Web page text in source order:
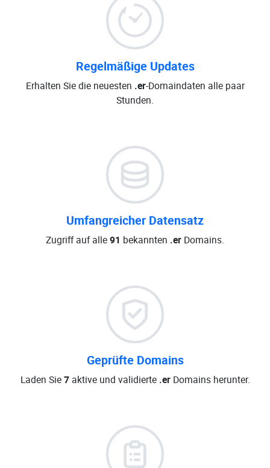
Regelmäßige Updates
Erhalten Sie die neuesten .er-Domaindaten alle paar
Stunden.
Umfangreicher Datensatz
Zugriff auf alle91 bekannten .er Domains.
Geprüfte Domains
Laden Sie7aktive und validierte .erDomains herunter.